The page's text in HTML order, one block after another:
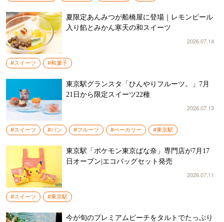
夏限定あんみつが船橋屋に登場｜レモンピール
入り餡とみかん寒天の和スイーツ
2026.07.14
#スイーツ #和菓子
東京駅グランスタ「ひんやりフルーツ。」7月
21日から限定スイーツ22種
2026.07.13
#スイーツ #パン #フルーツ #ベーカリー #東京駅
東京駅「ポケモン東京ばな奈」専門店が7月17
日オープン|エコバッグセット発売
2026.07.11
#スイーツ #東京駅
今が旬のプレミアムピーチをタルトでたっぷり